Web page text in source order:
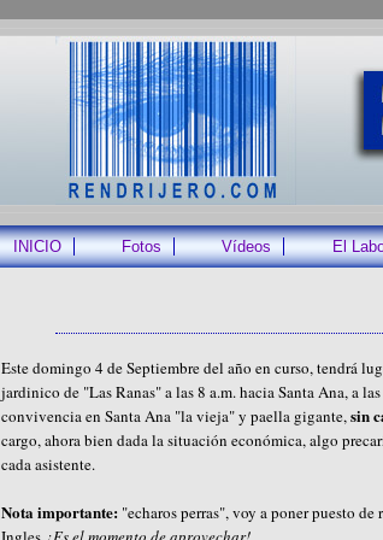
INICIO Fotos Vídeos El
Este domingo 4 de Septiembre del año en curso, tendrá
jardinico de "Las Ranas" a las 8 a.m. hacia Santa Ana, a
convivencia en Santa Ana "la vieja" y paella gigante, sin
cargo, ahora bien dada la situación económica, algo
cada asistente.
Nota importante: "echaros perras", voy a poner puesto